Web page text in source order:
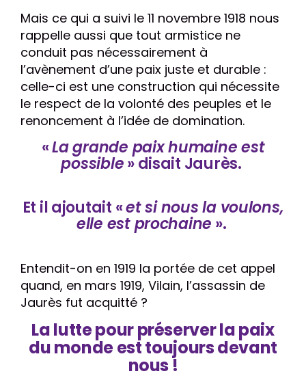
Mais ce qui a suivi le 11 novembre 1918 nous
rappelle aussi que tout armistice ne
conduit pas nécessairement à
l’avènement d’une paix juste et durable :
celle-ci est une construction qui nécessite
le respect de la volonté des peuples et le
renoncement à l’idée de domination.
«La grande paix humaine est
possible» disait Jaurès.
Et il ajoutait «et si nous la voulons,
elle est prochaine ».
Entendit-on en 1919 la portée de cet appel
quand, en mars 1919, Vilain, l’assassin de
Jaurès fut acquitté ?
La lutte pour préserver la paix
du monde est toujours devant
nous !